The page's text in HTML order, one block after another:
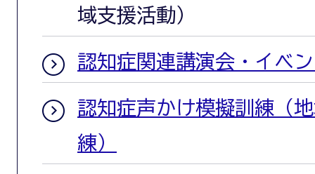
域支援活動）
認知症関連講演会・イベ
認知症声かけ模擬訓練（
練）